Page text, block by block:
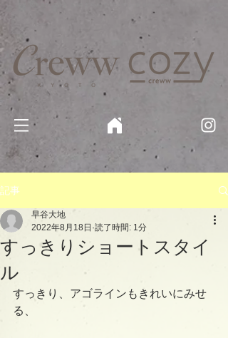
京都・四条 烏丸の美容室・美容院【Creww KYOTO (クルー)】【cozy creww(コージークルー)】 京都市 ヘ
記事
すっきりショートスタイ
ル
早谷大地
2022年8月18日 読了時間: 1分
すっきり、アゴラインもきれいにみせ
る、